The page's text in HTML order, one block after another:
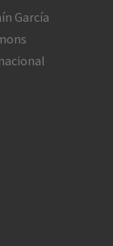
García